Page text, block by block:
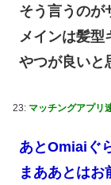
そう言うのが
メインは髪型
やつが良いと
23: マッチングアプリ
あとOmiaiぐ
まああとはお